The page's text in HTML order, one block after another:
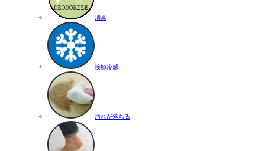
消臭
接触冷感
汚れが落ちる